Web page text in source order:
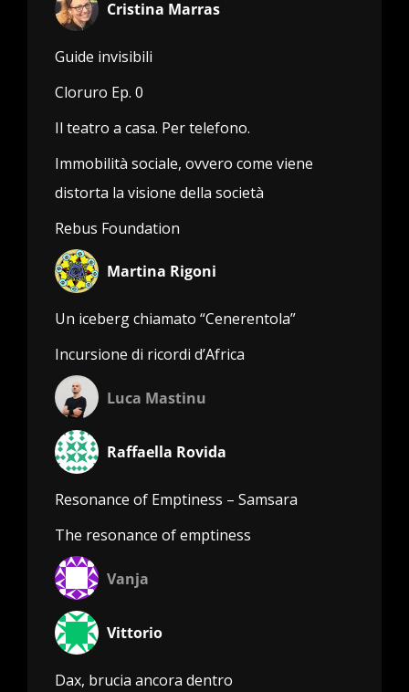
Cristina Marras
Guide invisibili
Cloruro Ep. 0
Il teatro a casa. Per telefono.
Immobilità sociale, ovvero come viene
distorta la visione della società
Rebus Foundation
Martina Rigoni
Un iceberg chiamato “Cenerentola”
Incursione di ricordi d’Africa
Luca Mastinu
Raffaella Rovida
Resonance of Emptiness – Samsara
The resonance of emptiness
Vanja
Vittorio
Dax, brucia ancora dentro